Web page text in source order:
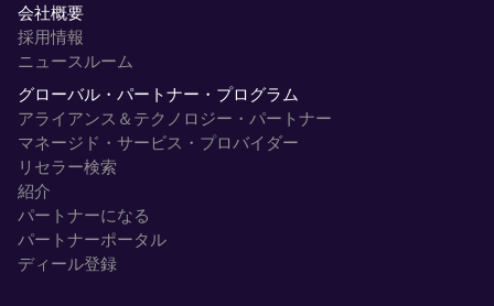
会社概要
採用情報
ニュースルーム
グローバル・パートナー・プログラム
アライアンス＆テクノロジー・パートナー
マネージド・サービス・プロバイダー
リセラー検索
紹介
パートナーになる
パートナーポータル
ディール登録